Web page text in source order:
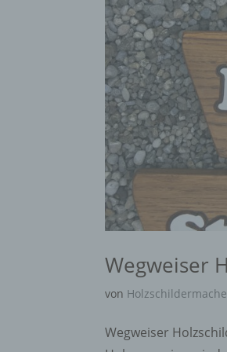
Wegweiser
von
Wegweiser